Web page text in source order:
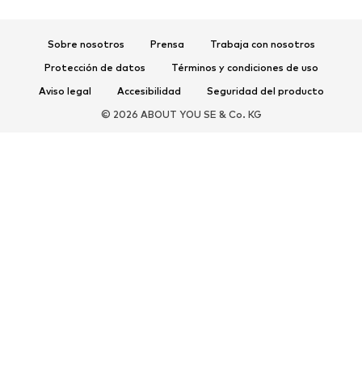
Zapatillas de casa
Exclusivo
Sobre nosotros Prensa
Trabaja con nosotros
Protección de datos
Términos y condiciones de uso
Aviso legal
Accesibilidad
Seguridad del producto
© 2026 ABOUT YOU SE & Co. KG